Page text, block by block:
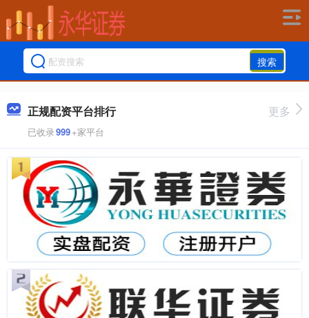
搜索
正规配资平台排行
已收录999+家平台
更多